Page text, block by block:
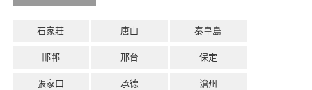
石家莊 唐山 秦皇島
邯鄲 邢台 保定
張家口 承德 滄州